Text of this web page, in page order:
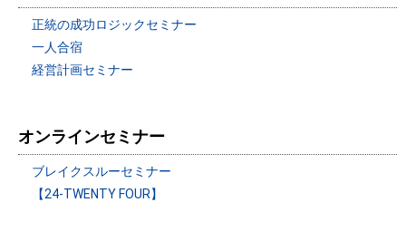
正統の成功ロジックセミナー
一人合宿
経営計画セミナー
オンラインセミナー
ブレイクスルーセミナー
【24-TWENTY FOUR】